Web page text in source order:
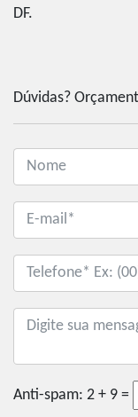
DF.
Dúvidas?
Anti-spam: 2 + 9 =